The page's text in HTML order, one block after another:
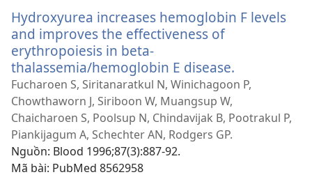
mới)
Hydroxyurea increases hemoglobin F levels
and improves the effectiveness of
erythropoiesis in beta-
thalassemia/hemoglobin E disease.
cửa
mới)
Fucharoen S, Siritanaratkul N, Winichagoon P,
Chowthaworn J, Siriboon W, Muangsup W,
Chaicharoen S, Poolsup N, Chindavijak B, Pootrakul P,
Piankijagum A, Schechter AN, Rodgers GP.
Nguồn‎: Blood 1996;87(3):887-92.
Mã bài‎: PubMed 8562958